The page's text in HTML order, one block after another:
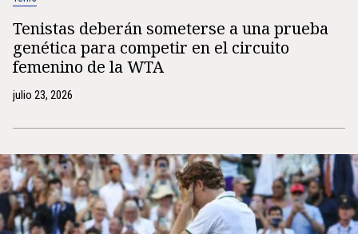
Tenistas deberán someterse a una prueba
genética para competir en el circuito
femenino de la WTA
julio 23, 2026